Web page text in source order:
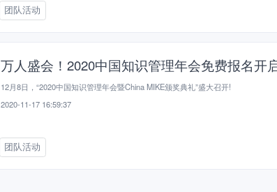
团队活动
万人盛会！2020中国知识管理年会免费报名开
12月8日，“2020中国知识管理年会暨China MIKE颁奖典礼”盛大召开!
2020-11-17 16:59:37
团队活动